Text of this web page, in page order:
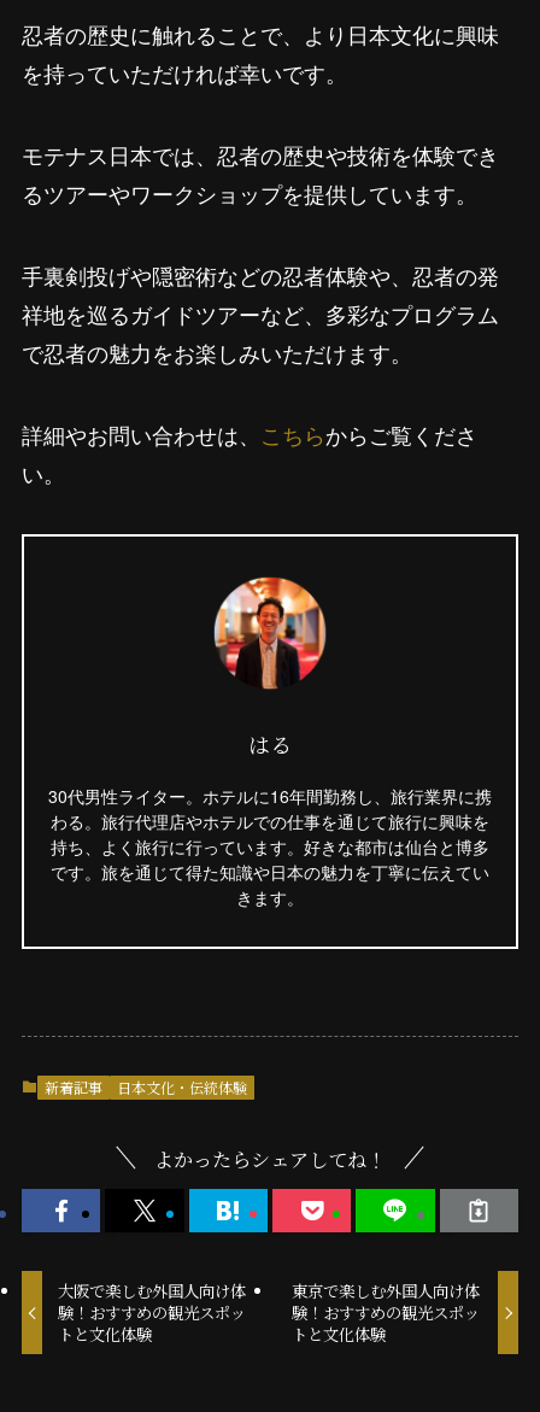
忍者の歴史に触れることで、より日本文化に興味
を持っていただければ幸いです。
モテナス日本では、忍者の歴史や技術を体験でき
るツアーやワークショップを提供しています。
手裏剣投げや隠密術などの忍者体験や、忍者の発
祥地を巡るガイドツアーなど、多彩なプログラム
で忍者の魅力をお楽しみいただけます。
詳細やお問い合わせは、 こちらからご覧くださ
い。
はる
30代男性ライター。ホテルに16年間勤務し、旅行業界に携
わる。旅行代理店やホテルでの仕事を通じて旅行に興味を
持ち、よく旅行に行っています。好きな都市は仙台と博多
です。旅を通じて得た知識や日本の魅力を丁寧に伝えてい
きます。
新着記事 日本文化・伝統体験
よかったらシェアしてね！
大阪で楽しむ外国人向け体
験！おすすめの観光スポッ
トと文化体験
東京で楽しむ外国人向け体
験！おすすめの観光スポッ
トと文化体験